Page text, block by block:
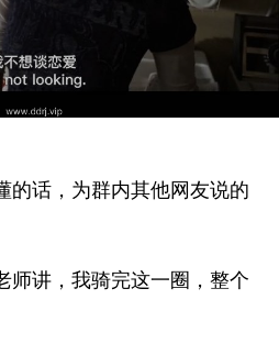
的话，为群内其他网友说的
师讲，我骑完这一圈，整个